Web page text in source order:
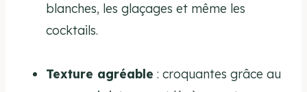
blanches, les glaçages et même les
cocktails.
Texture agréable : croquantes grâce au